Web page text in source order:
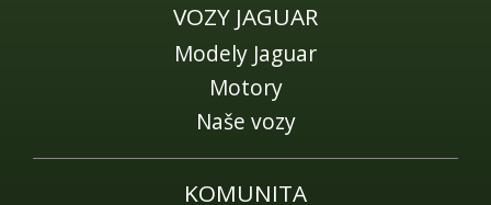
VOZY JAGUAR
Modely Jaguar
Motory
Naše vozy
KOMUNITA